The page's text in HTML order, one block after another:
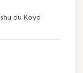
du Koyo